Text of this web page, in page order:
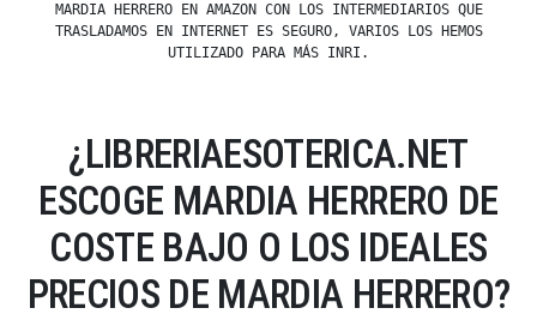
MARDIA HERRERO EN AMAZON CON LOS INTERMEDIARIOS QUE
TRASLADAMOS EN INTERNET ES SEGURO, VARIOS LOS HEMOS
UTILIZADO PARA MÁS INRI.
¿LIBRERIAESOTERICA.NET
ESCOGE MARDIA HERRERO DE
COSTE BAJO O LOS IDEALES
PRECIOS DE MARDIA HERRERO?